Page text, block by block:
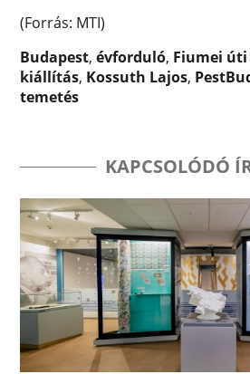
(Forrás: MTI)
Budapest,évforduló, Fiumei
kiállítás, Kossuth Lajos,
temetés
KAPCSOLÓDÓ